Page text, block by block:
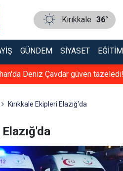
Kırıkkale 36°
GÜNDEM SIYASET EĞITIM
düğünü: Kırıkkale bu
Kırıkkale Ekipleri Elazığ'da